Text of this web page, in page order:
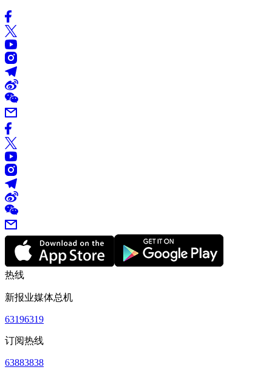
热线
新报业媒体总机
63196319
订阅热线
63883838